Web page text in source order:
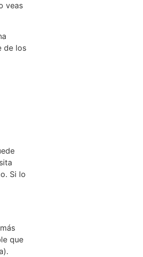
veas
de los
Si lo
que